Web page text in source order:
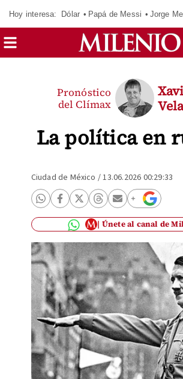
Hoy interesa: Dólar Papá de Messi Jorge
La política en
Pronóstico
del Clímax
Ciudad de México /13.06.2026 00:29:33
Únete al canal de